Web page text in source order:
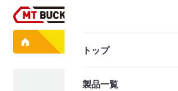
トップ
製品一覧